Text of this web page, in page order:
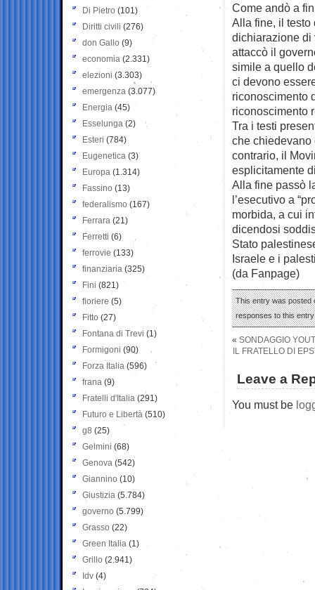
Come andò a
Alla fine, il testo
dichiarazione di
attaccò il
simile a quello
ci devono
riconoscimento
riconoscimento
Tra i testi
che chiedevano
contrario, il
esplicitamente
Alla fine passò
l’esecutivo a
morbida, a cui
dicendosi
Stato
Israele e i
(da Fanpage)
This entry was posted
responses to this
« SONDAGGIO
IL FRATELLO DI
Leave a
You must be
Di Pietro (101)
Diritti civili (276)
don Gallo (9)
economia (2.331)
elezioni (3.303)
emergenza (3.077)
Energia (45)
Esselunga (2)
Esteri (784)
Eugenetica (3)
Europa (1.314)
Fassino (13)
federalismo (167)
Ferrara (21)
Ferretti (6)
ferrovie (133)
finanziaria (325)
Fini (821)
fioriere (5)
Fitto (27)
Fontana di Trevi (1)
Formigoni (90)
Forza Italia (596)
frana (9)
Fratelli d'Italia (291)
Futuro e Libertà (510)
g8 (25)
Gelmini (68)
Genova (542)
Giannino (10)
Giustizia (5.784)
governo (5.799)
Grasso (22)
Green Italia (1)
Grillo (2.941)
Idv (4)